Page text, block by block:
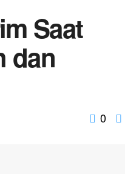
Saat
dan
0